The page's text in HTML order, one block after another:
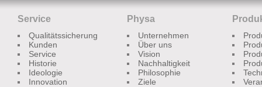
Service
Qualitätssicherung
Kunden
Service
Historie
Ideologie
Innovation
Physa
Unternehmen
Über uns
Vision
Nachhaltigkeit
Philosophie
Ziele